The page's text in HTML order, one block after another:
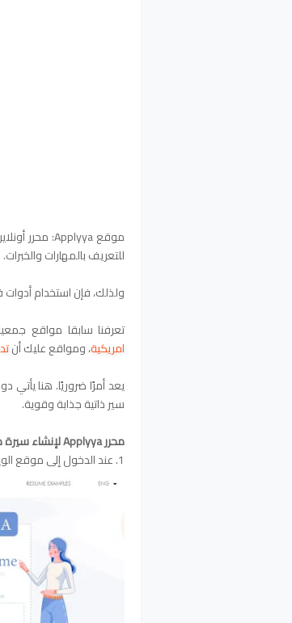
موقع Applyya: محرر أونلاين لإنشاء
للتعريف بالمهارات والخبرات.
ولذلك، فإن استخدام أدوات
تعرفنا سابقا مواقع
امريكية،ومواقع عليك أن
سير ذاتية جذابة وقوية.
محرر Applyya لإنشاء سيرة ذاتية جذابة
1. عند الدخول إلى موقع الويب